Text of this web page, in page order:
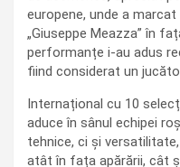
europene, unde a
„Giuseppe Meazza” în
performanțe i-au adus
fiind considerat un
Internațional cu 10
aduce în sânul echipei
tehnice, ci și
atât în fața apărării, cât